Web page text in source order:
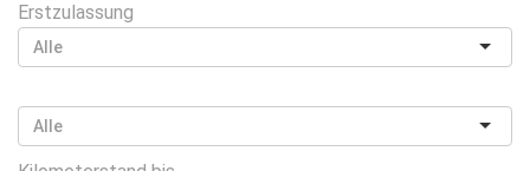
Erstzulassung